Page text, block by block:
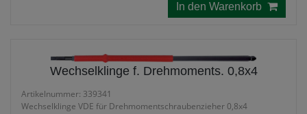
In den Warenkorb
Wechselklinge f. Drehmoments. 0,8x4
Artikelnummer: 339341
Wechselklinge VDE für Drehmomentschraubenzieher 0,8x4